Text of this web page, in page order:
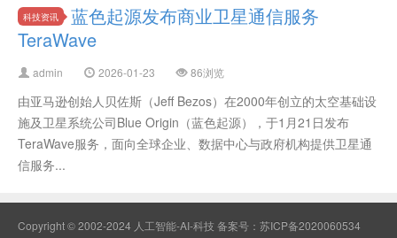
科技资讯
蓝色起源发布商业卫星通信服务
TeraWave
admin 2026-01-23 86浏览
由亚马逊创始人贝佐斯（Jeff Bezos）在2000年创立的太空基础设
施及卫星系统公司Blue Origin（蓝色起源），于1月21日发布
TeraWave服务，面向全球企业、数据中心与政府机构提供卫星通
信服务...
Copyright © 2002-2024 人工智能-AI-科技 备案号： 苏ICP备2020060534